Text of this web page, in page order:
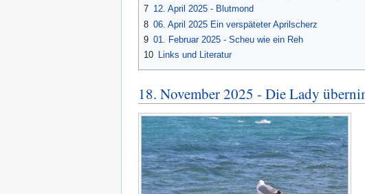
7 12. April 2025 - Blutmond
8 06. April 2025 Ein verspäteter Aprilscherz
9 01. Februar 2025 - Scheu wie ein Reh
10 Links und Literatur
18. November 2025 - Die Lady